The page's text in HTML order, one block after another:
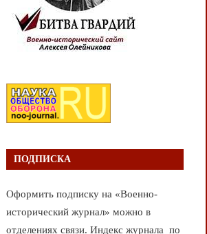
ПОДПИСКА
Оформить подписку на «Военно-
исторический журнал» можно в
отделениях связи. Индекс журнала по